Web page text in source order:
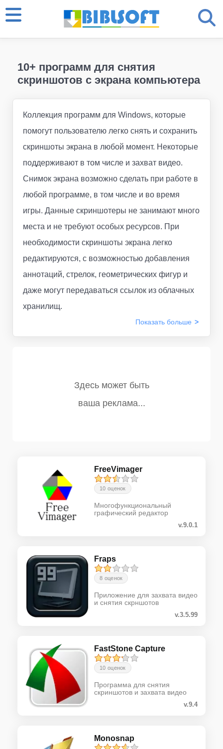
10+ программ для снятия
скриншотов с экрана компьютера
Коллекция программ для Windows, которые
помогут пользователю легко снять и сохранить
скриншоты экрана в любой момент. Некоторые
поддерживают в том числе и захват видео.
Снимок экрана возможно сделать при работе в
любой программе, в том числе и во время
игры. Данные скриншотеры не занимают много
места и не требуют особых ресурсов. При
необходимости скриншоты экрана легко
редактируются, с возможностью добавления
аннотаций, стрелок, геометрических фигур и
даже могут передаваться ссылок из облачных
хранилищ.
Показать больше
FreeVimager
10 оценок
Многофункциональный
графический редактор
v.9.0.1
Fraps
8 оценок
Приложение для захвата видео
и снятия скрншотов
v.3.5.99
FastStone Capture
10 оценок
Программа для снятия
скриншотов и захвата видео
v.9.4
Monosnap